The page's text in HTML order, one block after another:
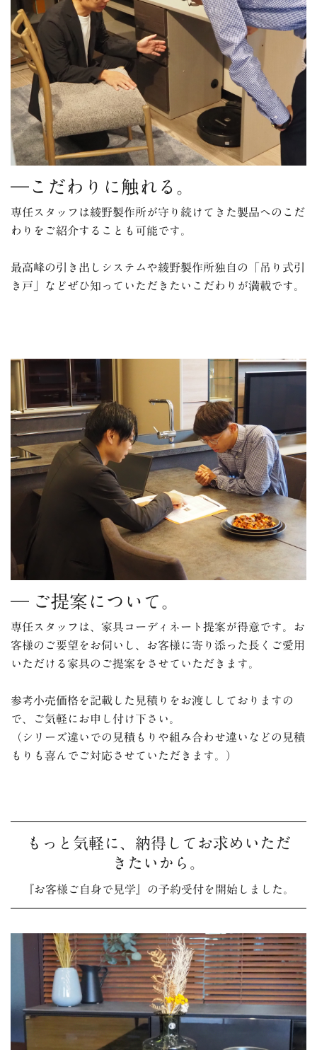
―こだわりに触れる。
専任スタッフは綾野製作所が守り続けてきた製品へのこだ
わりをご紹介することも可能です。
最高峰の引き出しシステムや綾野製作所独自の「吊り式引
き戸」などぜひ知っていただきたいこだわりが満載です。
― ご提案について。
専任スタッフは、家具コーディネート提案が得意です。お
客様のご要望をお伺いし、お客様に寄り添った長くご愛用
いただける家具のご提案をさせていただきます。
参考小売価格を記載した見積りをお渡ししておりますの
で、ご気軽にお申し付け下さい。
（シリーズ違いでの見積もりや組み合わせ違いなどの見積
もりも喜んでご対応させていただきます。）
もっと気軽に、納得してお求めいただ
きたいから。
『お客様ご自身で見学』の予約受付を開始しました。